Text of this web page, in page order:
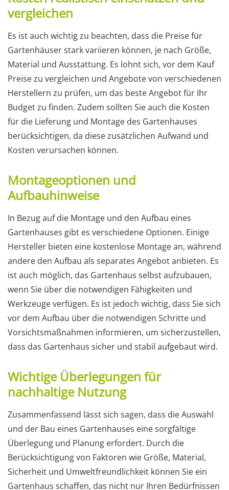
vergleichen
Es ist auch wichtig zu beachten, dass die Preise für
Gartenhäuser stark variieren können, je nach Größe,
Material und Ausstattung. Es lohnt sich, vor dem Kauf
Preise zu vergleichen und Angebote von verschiedenen
Herstellern zu prüfen, um das beste Angebot für Ihr
Budget zu finden. Zudem sollten Sie auch die Kosten
für die Lieferung und Montage des Gartenhauses
berücksichtigen, da diese zusätzlichen Aufwand und
Kosten verursachen können.
Montageoptionen und
Aufbauhinweise
In Bezug auf die Montage und den Aufbau eines
Gartenhauses gibt es verschiedene Optionen. Einige
Hersteller bieten eine kostenlose Montage an, während
andere den Aufbau als separates Angebot anbieten. Es
ist auch möglich, das Gartenhaus selbst aufzubauen,
wenn Sie über die notwendigen Fähigkeiten und
Werkzeuge verfügen. Es ist jedoch wichtig, dass Sie sich
vor dem Aufbau über die notwendigen Schritte und
Vorsichtsmaßnahmen informieren, um sicherzustellen,
dass das Gartenhaus sicher und stabil aufgebaut wird.
Wichtige Überlegungen für
nachhaltige Nutzung
Zusammenfassend lässt sich sagen, dass die Auswahl
und der Bau eines Gartenhauses eine sorgfältige
Überlegung und Planung erfordert. Durch die
Berücksichtigung von Faktoren wie Größe, Material,
Sicherheit und Umweltfreundlichkeit können Sie ein
Gartenhaus schaffen, das nicht nur Ihren Bedürfnissen